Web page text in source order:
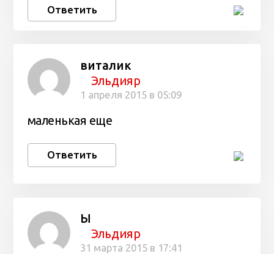
Ответить
виталик
Эльдияр
1 апреля 2015 в 05:09
маленькая еще
Ответить
Ы
Эльдияр
31 марта 2015 в 17:41